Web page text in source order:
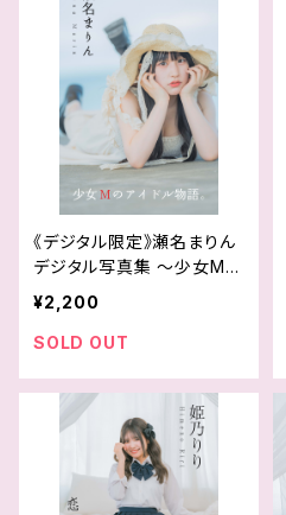
《デジタル限定》瀬名まりん
デジタル写真集 〜少女Mの
アイドル物語。〜
¥2,200
SOLD OUT